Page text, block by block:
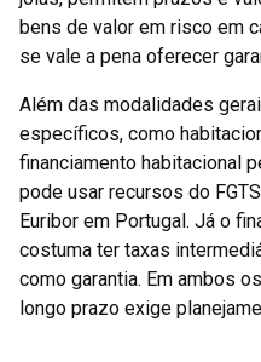
bens de valor em risco em
se vale a pena oferecer
Além das modalidades
específicos, como
financiamento habitacional
pode usar recursos do
Euribor em Portugal. Já o
costuma ter taxas
como garantia. Em ambos
longo prazo exige